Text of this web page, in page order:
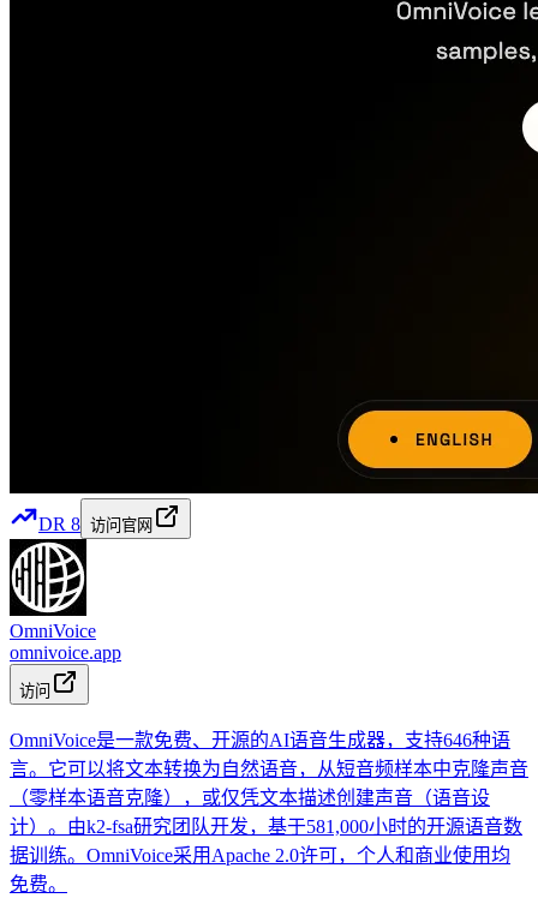
DR 8 访问官网
OmniVoice
omnivoice.app
访问
OmniVoice是一款免费、开源的AI语音生成器，支持646种语
言。它可以将文本转换为自然语音，从短音频样本中克隆声音
（零样本语音克隆），或仅凭文本描述创建声音（语音设
计）。由k2-fsa研究团队开发，基于581,000小时的开源语音数
据训练。OmniVoice采用Apache 2.0许可，个人和商业使用均
免费。